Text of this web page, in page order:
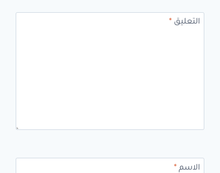
التعليق *
الاسم *